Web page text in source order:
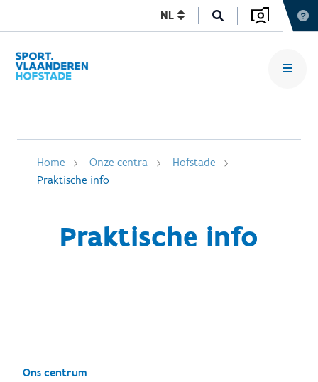
NL
Home Onze centra
Hofstade
Praktische info
Praktische info
Ons centrum